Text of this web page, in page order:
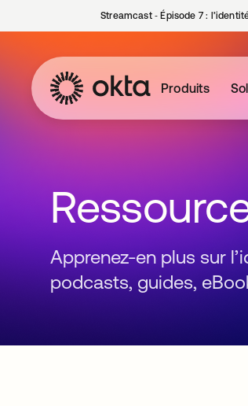
Streamcast ‑ Épisode 7 :
Produits
Apprenez-en plus sur
podcasts, guides,